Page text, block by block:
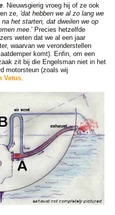
. Nieuwsgierig vroeg hij of ze ook
ze, 'dat hebben we al zo lang we
het starten, dat dweilen we op
mee.' Precies hetzelfde
weten dat we al een jaar
waarvan we veronderstellen
komt). Enfin, om een
zit bij die Engelsman niet in het
motorsteun (zoals wij
Vetus.